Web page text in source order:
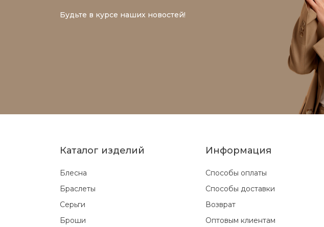
Будьте в курсе наших новостей!
Каталог изделий
Блесна
Браслеты
Серьги
Броши
Информация
Способы оплаты
Способы доставки
Возврат
Оптовым клиентам